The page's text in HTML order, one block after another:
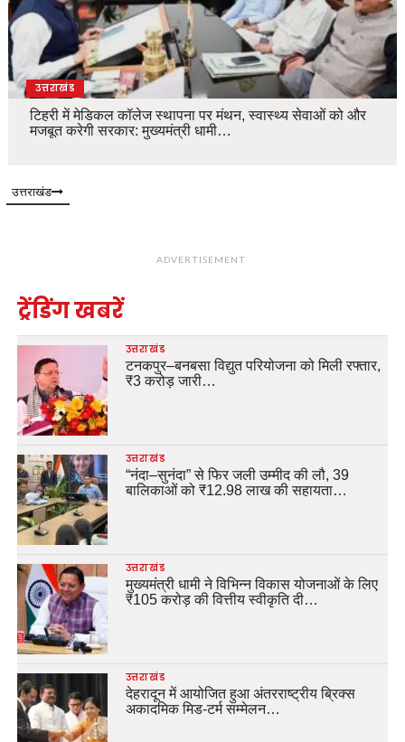
उत्तराखंड
टिहरी में मेडिकल कॉलेज स्थापना पर मंथन, स्वास्थ्य सेवाओं को और
मजबूत करेगी सरकार: मुख्यमंत्री धामी…
उत्तराखंड
ADVERTISEMENT
ट्रेंडिंग खबरें
उत्तराखंड
टनकपुर–बनबसा विद्युत परियोजना को मिली रफ्तार,
₹3 करोड़ जारी…
उत्तराखंड
“नंदा–सुनंदा” से फिर जली उम्मीद की लौ, 39
बालिकाओं को ₹12.98 लाख की सहायता…
उत्तराखंड
मुख्यमंत्री धामी ने विभिन्न विकास योजनाओं के लिए
₹105 करोड़ की वित्तीय स्वीकृति दी…
उत्तराखंड
देहरादून में आयोजित हुआ अंतरराष्ट्रीय ब्रिक्स
अकादमिक मिड-टर्म सम्मेलन…